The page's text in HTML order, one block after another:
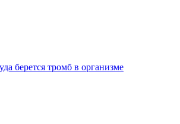
берется тромб в организме